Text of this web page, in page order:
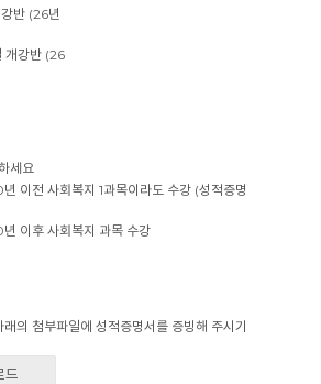
반 (26년
개강반 (26
세요
이전 사회복지 1과목이라도 수강 (성적증명
이후 사회복지 과목 수강
의 첨부파일에 성적증명서를 증빙해 주시기
드